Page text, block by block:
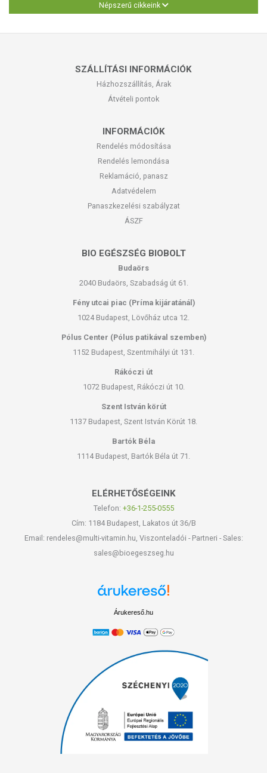
Népszerű cikkeink
SZÁLLÍTÁSI INFORMÁCIÓK
Házhozszállítás, Árak
Átvételi pontok
INFORMÁCIÓK
Rendelés módosítása
Rendelés lemondása
Reklamáció, panasz
Adatvédelem
Panaszkezelési szabályzat
ÁSZF
BIO EGÉSZSÉG BIOBOLT
Budaörs
2040 Budaörs, Szabadság út 61.
Fény utcai piac (Príma kijáratánál)
1024 Budapest, Lövőház utca 12.
Pólus Center (Pólus patikával szemben)
1152 Budapest, Szentmihályi út 131.
Rákóczi út
1072 Budapest, Rákóczi út 10.
Szent István körút
1137 Budapest, Szent István Körút 18.
Bartók Béla
1114 Budapest, Bartók Béla út 71.
ELÉRHETŐSÉGEINK
Telefon: +36-1-255-0555
Cím: 1184 Budapest, Lakatos út 36/B
Email: rendeles@multi-vitamin.hu, Viszonteladói - Partneri - Sales:
sales@bioegeszseg.hu
Árukereső.hu